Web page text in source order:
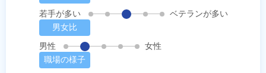
若手が多い
ベテランが多い
男女比
男性
女性
職場の様子